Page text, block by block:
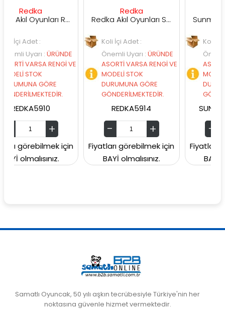
Redka Akıl Oyunları Renk Dedektifi Oyunu
ÜRÜNDE
RENGİ VE
GÖRE
için
Redka Akıl Oyunları Strateji Üçgeni Oyunu
Koli İçi Adet :
Önemli Uyarı:ÜRÜNDE
ASORTİ VARSA RENGİ VE
MODELİ STOK
DURUMUNA GÖRE
GÖNDERİLMEKTEDİR.
REDKA5914
Fiyatları görebilmek için
BAYİ olmalısınız.
Koli İçi Adet :
Önemli Uyarı
ASORTİ VARSA
MODELİ STOK
DURUMUNA
Fiyatları
BAYİ
Samatlı Oyuncak, 50 yılı aşkın tecrübesiyle Türkiye'nin her
noktasına güvenle hizmet vermektedir.